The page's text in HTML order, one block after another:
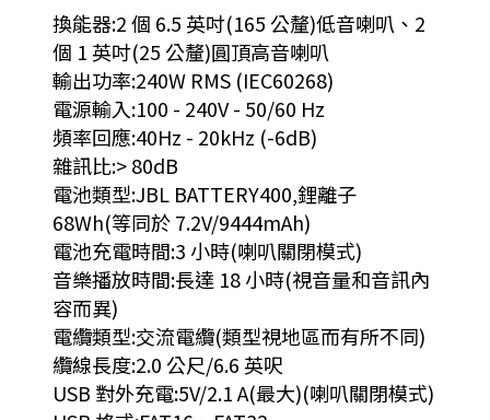
換能器:2 個 6.5 英吋(165 公釐)低音喇叭、2
個 1 英吋(25 公釐)圓頂高音喇叭
輸出功率:240W RMS (IEC60268)
電源輸入:100 - 240V - 50/60 Hz
頻率回應:40Hz - 20kHz (-6dB)
雜訊比:> 80dB
電池類型:JBL BATTERY400,鋰離子
68Wh(等同於 7.2V/9444mAh)
電池充電時間:3 小時(喇叭關閉模式)
音樂播放時間:長達 18 小時(視音量和音訊內
容而異)
電纜類型:交流電纜(類型視地區而有所不同)
纜線長度:2.0 公尺/6.6 英呎
USB 對外充電:5V/2.1 A(最大)(喇叭關閉模式)